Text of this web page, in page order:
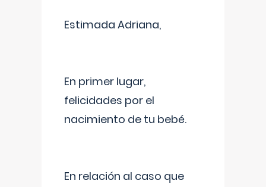
Estimada Adriana,
En primer lugar,
felicidades por el
nacimiento de tu bebé.
En relación al caso que